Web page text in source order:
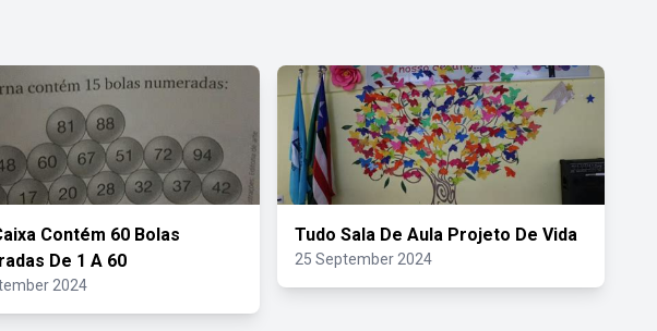
Contém 60 Bolas
De 1 A 60
2024
Tudo Sala De Aula Projeto De Vida
25 September 2024